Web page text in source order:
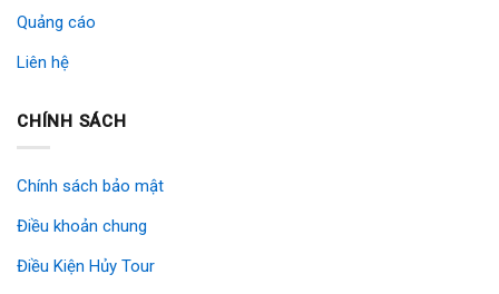
Quảng cáo
Liên hệ
CHÍNH SÁCH
Chính sách bảo mật
Điều khoản chung
Điều Kiện Hủy Tour